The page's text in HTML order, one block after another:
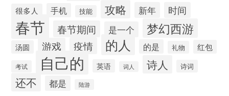
很多人 手机 技能 攻略 新年 时间
春节 春节期间 是一个 梦幻西游
汤圆 游戏 疫情 的人 的是 礼物 红包
考试 自己的 英语 词人 诗人 诗词
还不 都是 陆游